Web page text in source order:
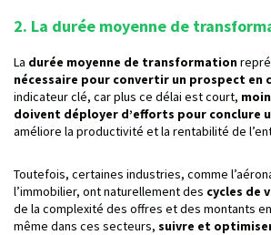
2. La durée moyenne de
La durée moyenne de transformation
nécessaire pour convertir un prospect en
indicateur clé, car plus ce délai est court,
doivent déployer d’efforts pour conclure
améliore la productivité et la rentabilité de
Toutefois, certaines industries, comme
l’immobilier, ont naturellement des cycles de
de la complexité des offres et des montants
même dans ces secteurs, suivre et